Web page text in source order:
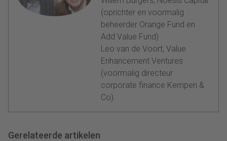
(oprichter en voormalig
beheerder Orange Fund en
Add Value Fund)
Leo van de Voort, Value
Enhancement Ventures
(voormalig directeur
corporate finance Kempen &
Co).
Gerelateerde artikelen